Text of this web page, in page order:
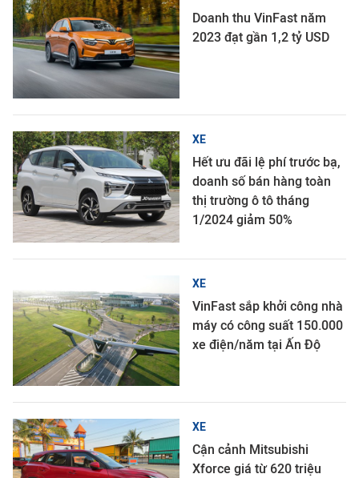
Doanh thu VinFast năm
2023 đạt gần 1,2 tỷ USD
XE
Hết ưu đãi lệ phí trước bạ,
doanh số bán hàng toàn
thị trường ô tô tháng
1/2024 giảm 50%
XE
VinFast sắp khởi công nhà
máy có công suất 150.000
xe điện/năm tại Ấn Độ
XE
Cận cảnh Mitsubishi
Xforce giá từ 620 triệu